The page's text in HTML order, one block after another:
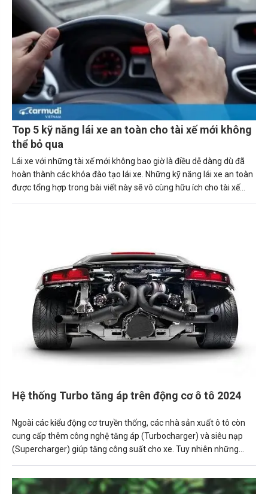
Top 5 kỹ năng lái xe an toàn cho tài xế mới không
thể bỏ qua
Lái xe với những tài xế mới không bao giờ là điều dễ dàng dù đã
hoàn thành các khóa đào tạo lái xe. Những kỹ năng lái xe an toàn
được tổng hợp trong bài viết này sẽ vô cùng hữu ích cho tài xế
Hệ thống Turbo tăng áp trên động cơ ô tô 2024
Ngoài các kiểu động cơ truyền thống, các nhà sản xuất ô tô còn
cung cấp thêm công nghệ tăng áp (Turbocharger) và siêu nạp
(Supercharger) giúp tăng công suất cho xe. Tuy nhiên những
chúng.